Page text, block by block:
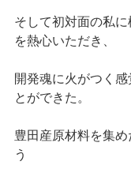
そして初対面の私
を熱心いただき、
開発魂に火がつく
とができた。
豊田産原材料を集
う